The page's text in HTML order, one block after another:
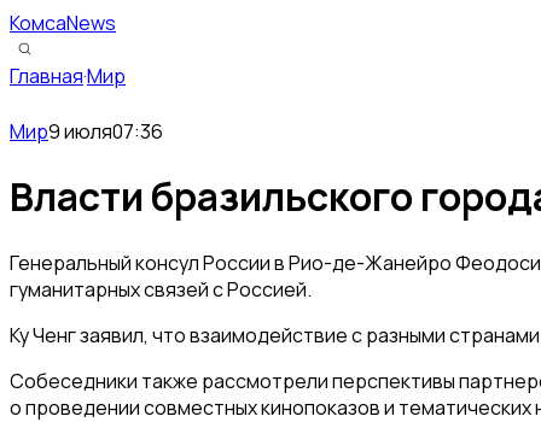
КомсаNews
Главная·Мир
Мир9 июля07:36
Власти бразильского
Генеральный консул России в Рио-де-Жанейро
гуманитарных связей с Россией.
Ку Ченг заявил, что взаимодействие с разными
Собеседники также рассмотрели перспективы
о проведении совместных кинопоказов и тематических